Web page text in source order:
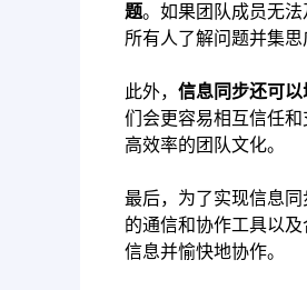
题。如果团队成员无
所有人了解问题并集
此外， 信息同步还可以
们会更容易相互信任
高效率的团队文化。
最后，为了实现信息
的通信和协作工具以
信息并愉快地协作。